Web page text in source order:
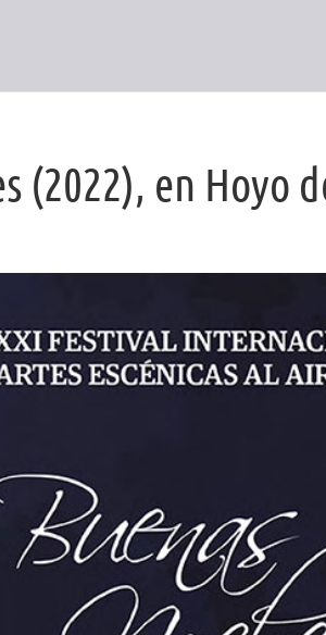
(2022), en Hoyo